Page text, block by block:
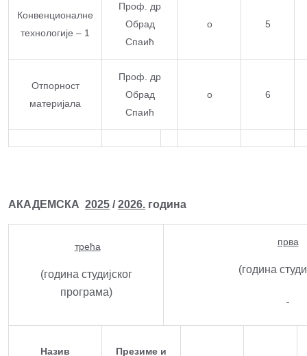
Конвенционалне
технологије – 1
Проф. др
Обрад
Спаић
о 5
Отпорност
материјала
Проф. др
Обрад
Спаић
о 6
АКАДЕМСКА 2025 /2026. година
трећа
(година студијског
програма)
прва
(година
Назив
Презиме и